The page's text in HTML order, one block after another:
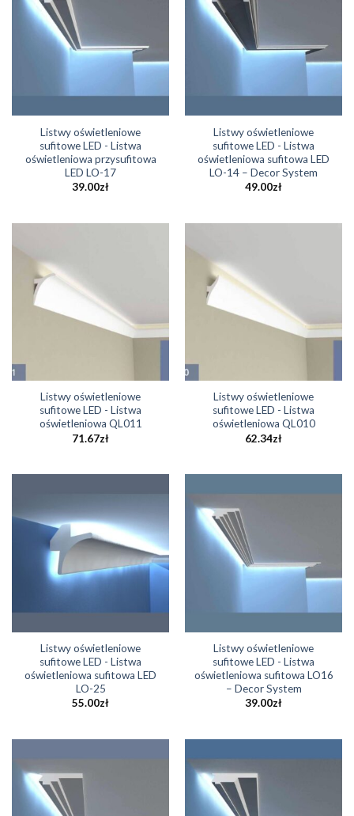
Listwy oświetleniowe
sufitowe LED - Listwa
oświetleniowa przysufitowa
LED LO-17
39.00zł
Listwy oświetleniowe
sufitowe LED - Listwa
oświetleniowa sufitowa LED
LO-14 – Decor System
49.00zł
Listwy oświetleniowe
sufitowe LED - Listwa
oświetleniowa QL011
71.67zł
Listwy oświetleniowe
sufitowe LED - Listwa
oświetleniowa QL010
62.34zł
Listwy oświetleniowe
sufitowe LED - Listwa
oświetleniowa sufitowa LED
LO-25
55.00zł
Listwy oświetleniowe
sufitowe LED - Listwa
oświetleniowa sufitowa LO16
– Decor System
39.00zł